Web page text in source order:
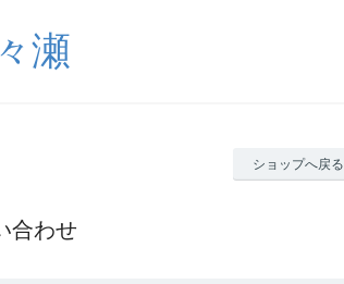
瀬
ショップへ戻る
合わせ